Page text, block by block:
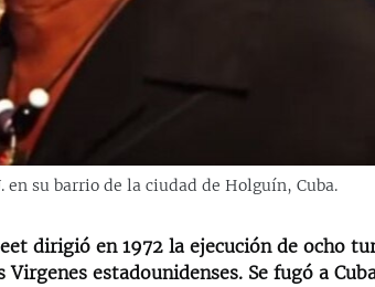
su barrio de la ciudad de Holguín, Cuba.
dirigió en 1972 la ejecución de ocho
estadounidenses. Se fugó a